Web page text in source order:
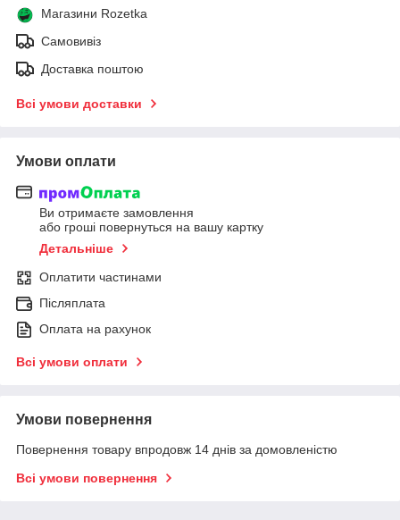
Магазини Rozetka
Самовивіз
Доставка поштою
Всі умови доставки
Умови оплати
Ви отримаєте замовлення
або гроші повернуться на вашу картку
Детальніше
Оплатити частинами
Післяплата
Оплата на рахунок
Всі умови оплати
Умови повернення
Повернення товару впродовж 14 днів за домовленістю
Всі умови повернення